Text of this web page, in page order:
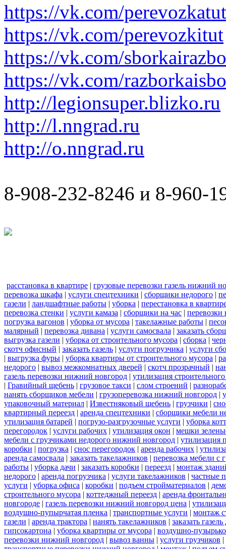
https://vk.com/perevozkatut
https://vk.com/perevozkitut
https://vk.com/
https://vk.com/
http://legionsuper.blizko.ru
http://l.nngrad.ru
http://o.nngrad.ru
8-908-232-8246 и 8-960-
расстановка в квартире | грузовые перевозки газель нижний
перевозка шкафа | услуги спецтехники | сборщики недорого |
газели | ландшафтные работы | уборка | перестановка в
перевозка стенки | услуги камаза | сборщики на час | перевозки
погрузка вагонов | уборка от мусора | такелажные работы |
малярный | перевозка дивана | услуги самосвала | заказать
выгрузка газели | уборка от строительного мусора | сборка |
скотч офисный | заказать газель | услуги погрузчика | услуги
| выгрузка фуры | уборка квартиры от строительного мусора |
недорого | вывоз межкомнатных дверей | скотч прозрачный |
газель перевозки нижний новгород | утилизация
| Гравийный щебень | грузовое такси | слом строений |
нанять сборщиков мебели | грузоперевозка нижний новгород |
упаковочный материал | Известняковый щебень | грузчики |
квартирный переезд | аренда спецтехники | сборщики мебели
утилизация батарей | погрузо-разгрузочные услуги | уборка
перегородок | услуги рабочих | утилизация окон | мешки
мебели с грузчиками недорого нижний новгород | утилизация
коробки | погрузка | снос перегородок | аренда рабочих |
аренда самосвала | заказать такелажников | перевозка мебели с
работы | уборка дачи | заказать коробки | переезд | монтаж
недорого | аренда погрузчика | услуги такелажников | частные
услуги | уборка офиса | коробки | подъем стройматериалов |
строительного мусора | коттеджный переезд | аренда
новгороде | газель перевозки нижний новгород цена |
воздушно-пупырчатая пленка | транспортные услуги | монтаж
газели | аренда трактора | нанять такелажников | заказать
гипсокартона | уборка квартиры от мусора | воздушно-
перевозки нижний новгород | вывоз ванны | услуги грузчиков |